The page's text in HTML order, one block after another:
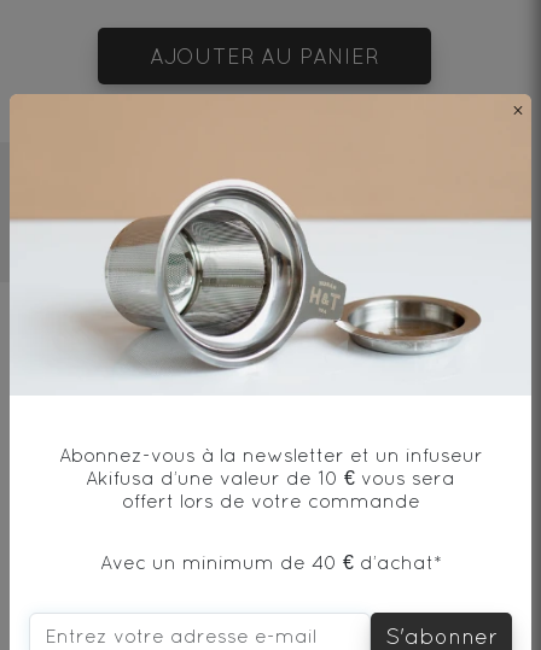
AJOUTER AU PANIER
4-8mn 90°C
Ingrédients
Pomme* figue*, gingembre*, écorces
poivre rose*.
* produit issu de l'agriculture biologique
×
Abonnez-vous à la newsletter et un infuseur
Akifusa d’une valeur de 10 € vous sera
offert lors de votre commande
Avec un minimum de 40 € d’achat*
S'abonner